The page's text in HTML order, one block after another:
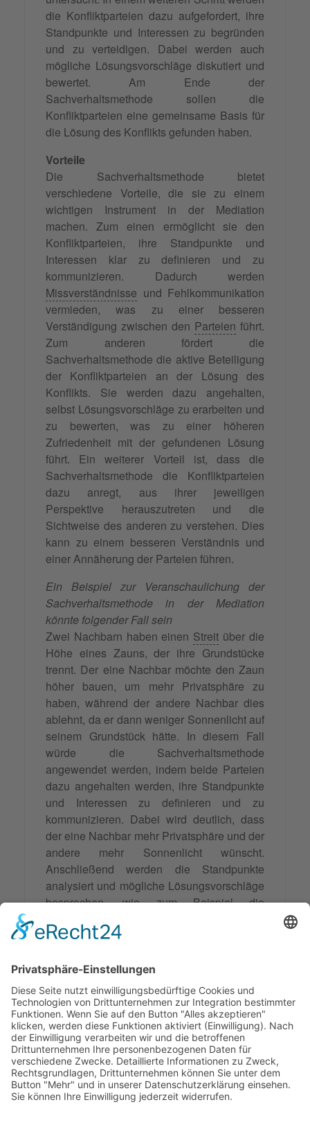
die Konfliktparteien dazu aufgefordert, ihre
Standpunkte und Interessen zu begründen
und zu verteidigen. Dabei werden auch
mögliche Lösungsvorschläge diskutiert und
bewertet. Am Ende der
Sachverhaltsmethode sollen die
Konfliktparteien eine gemeinsame Basis für
die Lösung des Konflikts gefunden haben.
Vorteile
Die Sachverhaltsmethode bietet
verschiedene Vorteile, die sie zu einem
wichtigen Instrument in der Mediation
machen. Zum einen ermöglicht sie den
Konfliktparteien, ihre Standpunkte und
Interessen klar zu definieren und zu
kommunizieren. Dadurch werden
Missverständnisse und Fehlkommunikation
vermieden, was zu einer besseren
Verständigung zwischen den Parteien führt.
Zum anderen fördert die
Sachverhaltsmethode die aktive Beteiligung
der Konfliktparteien an der Lösung des
Konflikts. Sie werden dazu angehalten,
selbst Lösungsvorschläge zu erarbeiten und
zu bewerten, was zu einer höheren
Zufriedenheit mit der gefundenen Lösung
führt. Ein weiterer Vorteil ist, dass die
Sachverhaltsmethode die Konfliktparteien
dazu anregt, aus ihrer jeweiligen
Perspektive herauszutreten und die
Sichtweise des anderen zu verstehen. Dies
kann zu einem besseren Verständnis und
einer Annäherung der Parteien führen.
Ein Beispiel zur Veranschaulichung der
Sachverhaltsmethode in der Mediation
könnte folgender Fall sein
Zwei Nachbarn haben einen Streit über die
Höhe eines Zauns, der ihre Grundstücke
trennt. Der eine Nachbar möchte den Zaun
höher bauen, um mehr Privatsphäre zu
haben, während der andere Nachbar dies
ablehnt, da er dann weniger Sonnenlicht auf
seinem Grundstück hätte. In diesem Fall
würde die Sachverhaltsmethode
angewendet werden, indem beide Parteien
dazu angehalten werden, ihre Standpunkte
und Interessen zu definieren und zu
kommunizieren. Dabei wird deutlich, dass
der eine Nachbar mehr Privatsphäre und der
andere mehr Sonnenlicht wünscht.
Anschließend werden die Standpunkte
analysiert und mögliche Lösungsvorschläge
besprochen, wie zum Beispiel die
die Versetzung des Zauns an eine andere
Sachverhaltsmethode können die Nachbarn
eine gemeinsame Basis für die Lösung ihres
Konflikts finden und eine für beide Seiten
zufriedenstellende Lösung erarbeiten.
© 2026 Frank Hartung Ihr Mediator bei Konflikten in Familie,